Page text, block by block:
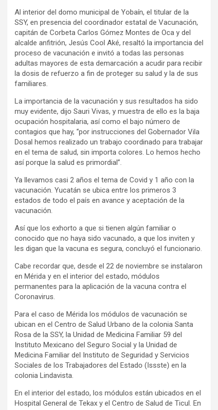
Al interior del domo municipal de Yobaín, el titular de la
SSY, en presencia del coordinador estatal de Vacunación,
capitán de Corbeta Carlos Gómez Montes de Oca y del
alcalde anfitrión, Jesús Cool Aké, resaltó la importancia del
proceso de vacunación e invitó a todas las personas
adultas mayores de esta demarcación a acudir para recibir
la dosis de refuerzo a fin de proteger su salud y la de sus
familiares.
La importancia de la vacunación y sus resultados ha sido
muy evidente, dijo Sauri Vivas, y muestra de ello es la baja
ocupación hospitalaria, así como el bajo número de
contagios que hay, “por instrucciones del Gobernador Vila
Dosal hemos realizado un trabajo coordinado para trabajar
en el tema de salud, sin importa colores. Lo hemos hecho
así porque la salud es primordial”.
Ya llevamos casi 2 años el tema de Covid y 1 año con la
vacunación. Yucatán se ubica entre los primeros 3
estados de todo el país en avance y aceptación de la
vacunación.
Así que los exhorto a que si tienen algún familiar o
conocido que no haya sido vacunado, a que los inviten y
les digan que la vacuna es segura, concluyó el funcionario.
Cabe recordar que, desde el 22 de noviembre se instalaron
en Mérida y en el interior del estado, módulos
permanentes para la aplicación de la vacuna contra el
Coronavirus.
Para el caso de Mérida los módulos de vacunación se
ubican en el Centro de Salud Urbano de la colonia Santa
Rosa de la SSY, la Unidad de Medicina Familiar 59 del
Instituto Mexicano del Seguro Social y la Unidad de
Medicina Familiar del Instituto de Seguridad y Servicios
Sociales de los Trabajadores del Estado (Issste) en la
colonia Lindavista.
En el interior del estado, los módulos están ubicados en el
Hospital General de Tekax y el Centro de Salud de Ticul. En